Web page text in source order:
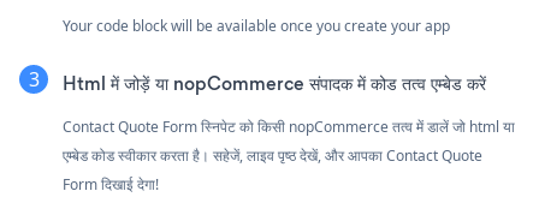
Your code block will be available once you create your app
Html में जोड़ें या nopCommerce संपादक में कोड तत्व एम्बेड करें
Contact Quote Form स्निपेट को किसी nopCommerce तत्व में डालें जो html या
एम्बेड कोड स्वीकार करता है। सहेजें, लाइव पृष्ठ देखें, और आपका Contact Quote
Form दिखाई देगा!